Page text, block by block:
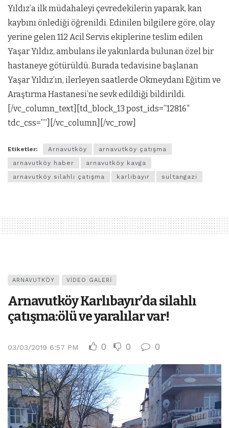
Yıldız’a ilk müdahaleyi çevredekilerin yaparak, kan
kaybını önlediği öğrenildi. Edinilen bilgilere göre, olay
yerine gelen 112 Acil Servis ekiplerine teslim edilen
Yaşar Yıldız, ambulans ile yakınlarda bulunan özel bir
hastaneye götürüldü. Burada tedavisine başlanan
Yaşar Yıldız’ın, ilerleyen saatlerde Okmeydanı Eğitim ve
Araştırma Hastanesi’ne sevk edildiği bildirildi.
[/vc_column_text][td_block_13 post_ids=”12816″
tdc_css=””][/vc_column][/vc_row]
Etiketler: Arnavutköy
arnavutköy çatışma
arnavutköy haber
arnavutköy kavga
arnavutköy silahlı çatışma
karlıbayır sultangazi
ARNAVUTKÖY VIDEO GALERI
Arnavutköy Karlıbayır’da silahlı
çatışma:ölü ve yaralılar var!
03/03/2019 6:57 PM 0 0 0